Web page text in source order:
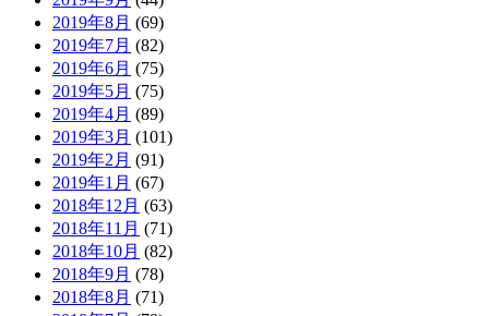
2019年8月 (69)
2019年7月 (82)
2019年6月 (75)
2019年5月 (75)
2019年4月 (89)
2019年3月 (101)
2019年2月 (91)
2019年1月 (67)
2018年12月 (63)
2018年11月 (71)
2018年10月 (82)
2018年9月 (78)
2018年8月 (71)